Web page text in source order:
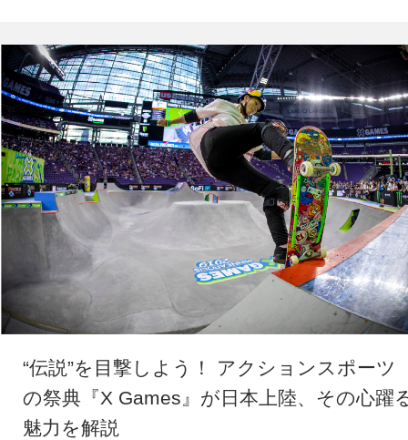
“伝説”を目撃しよう！ アクションスポーツ
の祭典『X Games』が日本上陸、その心躍
魅力を解説